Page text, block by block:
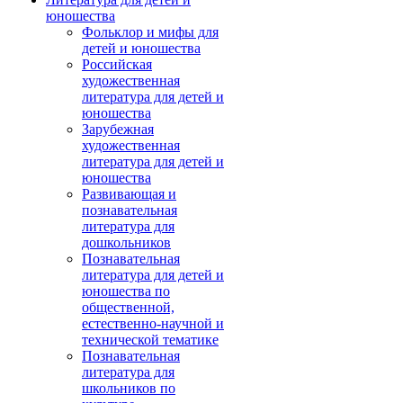
юношества
Фольклор и мифы для
детей и юношества
Российская
художественная
литература для детей и
юношества
Зарубежная
художественная
литература для детей и
юношества
Развивающая и
познавательная
литература для
дошкольников
Познавательная
литература для детей и
юношества по
общественной,
естественно-научной и
технической тематике
Познавательная
литература для
школьников по